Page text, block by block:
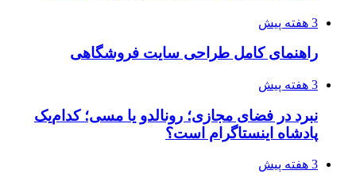
3 هفته پیش
راهنمای کامل طراحی سایت فروشگاهی
3 هفته پیش
نبرد در فضای مجازی؛ رونالدو یا مسی؛ کدام‌یک
پادشاه اینستاگرام است؟
3 هفته پیش